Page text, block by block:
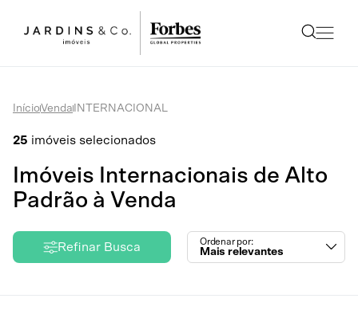
InícioVenda INTERNACIONAL
25 imóveis selecionados
Imóveis Internacionais de Alto
Padrão à Venda
Refinar Busca Ordenar por:
Mais relevantes